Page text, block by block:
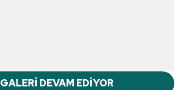
GALERİ DEVAM EDİYOR